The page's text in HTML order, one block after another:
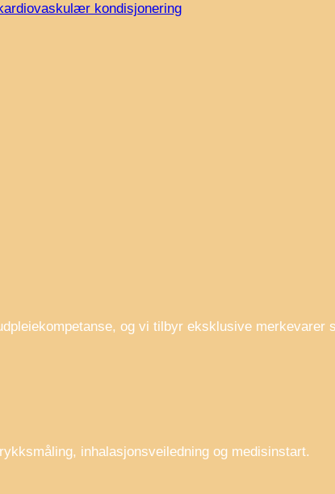
kondisjonering
og vi tilbyr eksklusive merkevarer
inhalasjonsveiledning og medisinstart.